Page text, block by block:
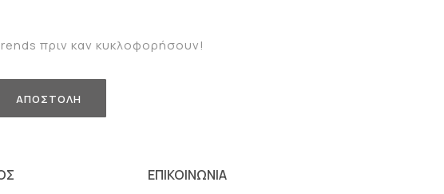
πριν καν κυκλοφορήσουν!
ΕΠΙΚΟΙΝΩΝΙΑ